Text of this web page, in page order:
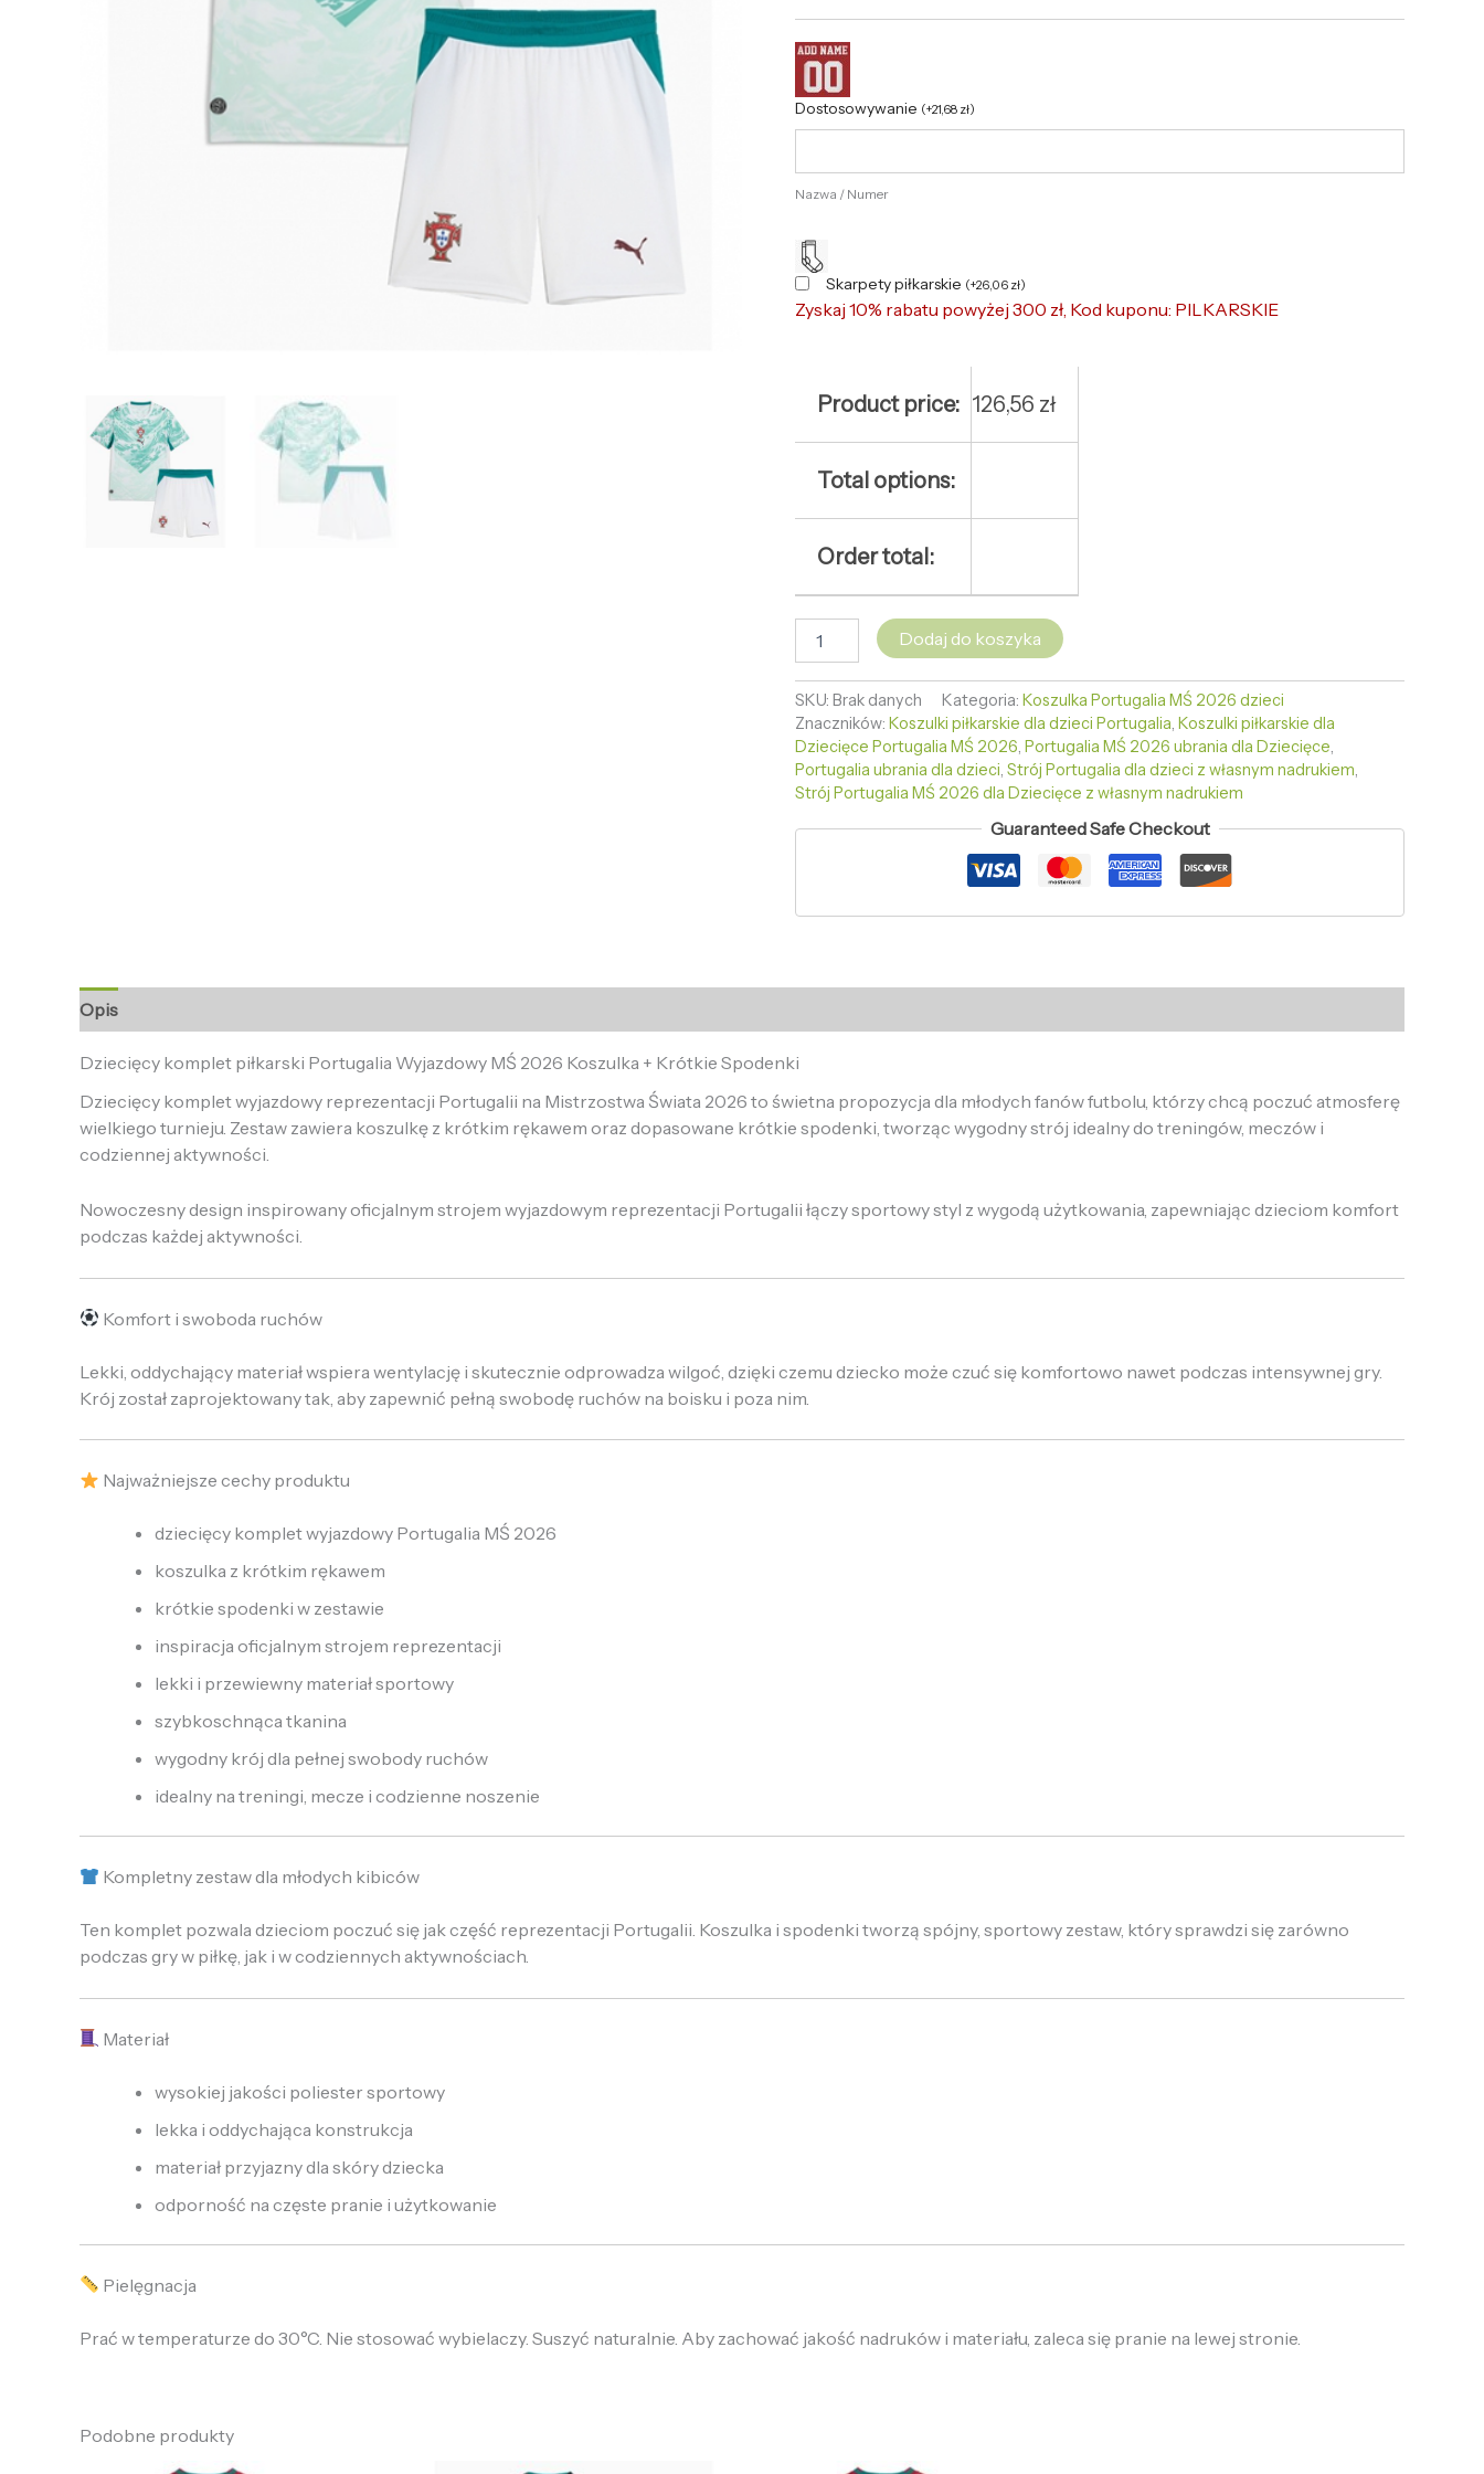
Dostosowywanie (+21,68 zł)
Nazwa / Numer
Skarpety piłkarskie (+26,06 zł)
Zyskaj 10% rabatu powyżej 300 zł, Kod kuponu: PILKARSKIE
Product price: 126,56 zł
Total options:
Order total:
Dodaj do koszyka
SKU: Brak danych Kategoria: Koszulka Portugalia MŚ 2026 dzieci
Znaczników: Koszulki piłkarskie dla dzieci Portugalia, Koszulki piłkarskie dla
Dziecięce Portugalia MŚ 2026, Portugalia MŚ 2026 ubrania dla Dziecięce,
Portugalia ubrania dla dzieci, Strój Portugalia dla dzieci z własnym nadrukiem,
Strój Portugalia MŚ 2026 dla Dziecięce z własnym nadrukiem
Guaranteed Safe Checkout
Opis
Dziecięcy komplet piłkarski Portugalia Wyjazdowy MŚ 2026 Koszulka + Krótkie Spodenki
Dziecięcy komplet wyjazdowy reprezentacji Portugalii na Mistrzostwa Świata 2026 to świetna propozycja dla młodych fanów futbolu, którzy chcą poczuć atmosferę
wielkiego turnieju. Zestaw zawiera koszulkę z krótkim rękawem oraz dopasowane krótkie spodenki, tworząc wygodny strój idealny do treningów, meczów i
codziennej aktywności.
Nowoczesny design inspirowany oficjalnym strojem wyjazdowym reprezentacji Portugalii łączy sportowy styl z wygodą użytkowania, zapewniając dzieciom komfort
podczas każdej aktywności.
Komfort i swoboda ruchów
Lekki, oddychający materiał wspiera wentylację i skutecznie odprowadza wilgoć, dzięki czemu dziecko może czuć się komfortowo nawet podczas intensywnej gry.
Krój został zaprojektowany tak, aby zapewnić pełną swobodę ruchów na boisku i poza nim.
Najważniejsze cechy produktu
dziecięcy komplet wyjazdowy Portugalia MŚ 2026
koszulka z krótkim rękawem
krótkie spodenki w zestawie
inspiracja oficjalnym strojem reprezentacji
lekki i przewiewny materiał sportowy
szybkoschnąca tkanina
wygodny krój dla pełnej swobody ruchów
idealny na treningi, mecze i codzienne noszenie
Kompletny zestaw dla młodych kibiców
Ten komplet pozwala dzieciom poczuć się jak część reprezentacji Portugalii. Koszulka i spodenki tworzą spójny, sportowy zestaw, który sprawdzi się zarówno
podczas gry w piłkę, jak i w codziennych aktywnościach.
Materiał
wysokiej jakości poliester sportowy
lekka i oddychająca konstrukcja
materiał przyjazny dla skóry dziecka
odporność na częste pranie i użytkowanie
Pielęgnacja
Prać w temperaturze do 30°C. Nie stosować wybielaczy. Suszyć naturalnie. Aby zachować jakość nadruków i materiału, zaleca się pranie na lewej stronie.
Podobne produkty
PierwotnaAktualna
PierwotnaAktualna
PierwotnaAktualna